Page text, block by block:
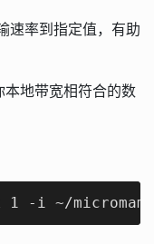
速率到指定值，有助
地带宽相符合的数
-i ~/